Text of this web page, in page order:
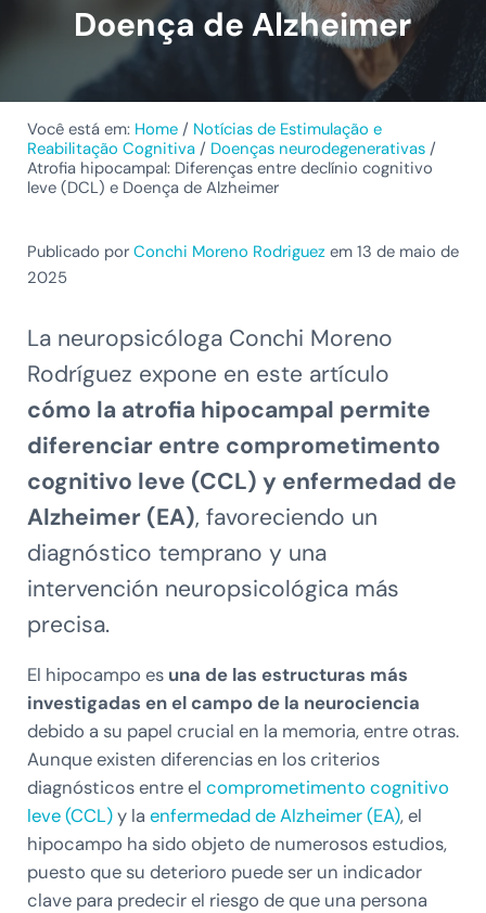
Doença de Alzheimer
Você está em: Home / Notícias de Estimulação e
Reabilitação Cognitiva / Doenças neurodegenerativas /
Atrofia hipocampal: Diferenças entre declínio cognitivo
leve (DCL) e Doença de Alzheimer
Publicado por Conchi Moreno Rodriguezem 13 de maio de
2025
La neuropsicóloga Conchi Moreno
Rodríguez expone en este artículo
cómo la atrofia hipocampal permite
diferenciar entre comprometimento
cognitivo leve (CCL) y enfermedad de
Alzheimer (EA), favoreciendo un
diagnóstico temprano y una
intervención neuropsicológica más
precisa.
El hipocampo es una de las estructuras más
investigadas en el campo de la neurociencia
debido a su papel crucial en la memoria, entre otras.
Aunque existen diferencias en los criterios
diagnósticos entre el comprometimento cognitivo
leve (CCL)y la enfermedad de Alzheimer (EA), el
hipocampo ha sido objeto de numerosos estudios,
puesto que su deterioro puede ser un indicador
clave para predecir el riesgo de que una persona